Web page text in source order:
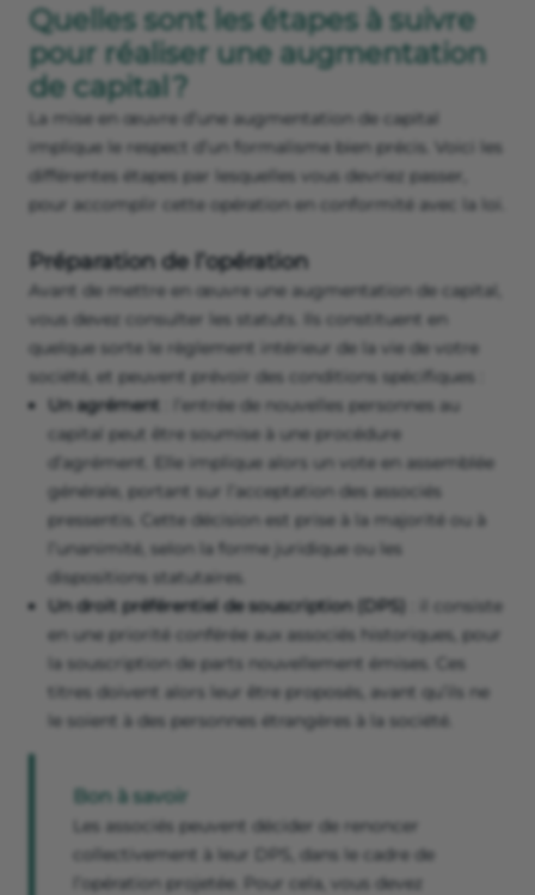
Quelles sont les étapes à suivre
pour réaliser une augmentation
de capital ?
La mise en œuvre d’une augmentation de capital
implique le respect d’un formalisme bien précis. Voici les
différentes étapes par lesquelles vous devriez passer,
pour accomplir cette opération en conformité avec la loi.
Préparation de l’opération
Avant de mettre en œuvre une augmentation de capital,
vous devez consulter les statuts. Ils constituent en
quelque sorte le règlement intérieur de la vie de votre
société, et peuvent prévoir des conditions spécifiques :
Un agrément : l’entrée de nouvelles personnes au
capital peut être soumise à une procédure
d’agrément. Elle implique alors un vote en assemblée
générale, portant sur l’acceptation des associés
pressentis. Cette décision est prise à la majorité ou à
l’unanimité, selon la forme juridique ou les
dispositions statutaires.
Un droit préférentiel de souscription (DPS)
: il consiste
en une priorité conférée aux associés historiques, pour
la souscription de parts nouvellement émises. Ces
titres doivent alors leur être proposés, avant qu’ils ne
le soient à des personnes étrangères à la société.
Bon à savoir
Les associés peuvent décider de renoncer
collectivement à leur DPS, dans le cadre de
l’opération projetée. Pour cela, vous devez